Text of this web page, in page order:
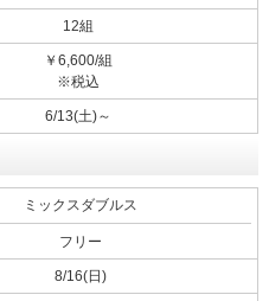
12組
￥6,600/組
※税込
6/13(土)～
ミックスダブルス
フリー
8/16(日)